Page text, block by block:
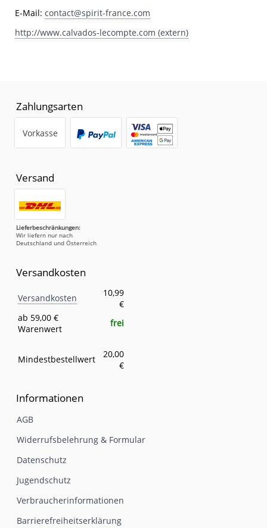
E-Mail: contact@spirit-france.com
http://www.calvados-lecompte.com (extern)
Zahlungsarten
Vorkasse
Versand
Lieferbeschränkungen:
Wir liefern nur nach
Deutschland und Österreich
Versandkosten
Eigenschaft
Versandkosten
10,99
€
ab 59,00 €
Warenwert
frei
Mindestbestellwert
20,00
€
Informationen
AGB
Widerrufsbelehrung & Formular
Datenschutz
Jugendschutz
Verbraucherinformationen
Barrierefreiheitserklärung